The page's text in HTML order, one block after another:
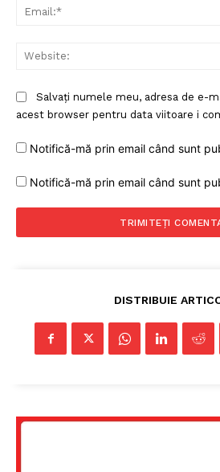
Un
PRESShub
Contact
Salvați numele meu, adresa de e-
acest browser pentru data viitoare i
Notifică-mă prin email când sunt
Notifică-mă prin email când sunt
DISTRIBUIE